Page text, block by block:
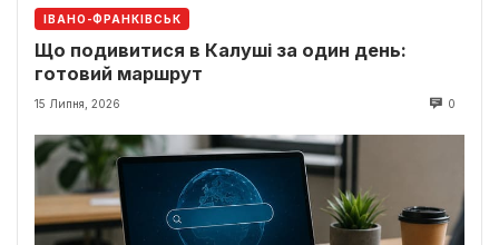
ІВАНО-ФРАНКІВСЬК
Що подивитися в Калуші за один день:
готовий маршрут
15 Липня, 2026 0